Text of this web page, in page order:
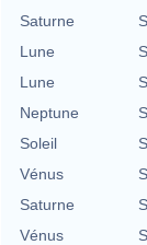
Saturne
Lune
Lune
Neptune
Soleil
Vénus
Saturne
Vénus